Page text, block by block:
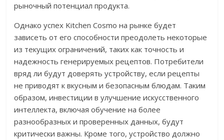
рыночный потенциал продукта.
Однако успех Kitchen Cosmo на рынке будет
зависеть от его способности преодолеть некоторые
из текущих ограничений, таких как точность и
надежность генерируемых рецептов. Потребители
вряд ли будут доверять устройству, если рецепты
не приводят к вкусным и безопасным блюдам. Таким
образом, инвестиции в улучшение искусственного
интеллекта, включая обучение на более
разнообразных и проверенных данных, будут
критически важны. Кроме того, устройство должно